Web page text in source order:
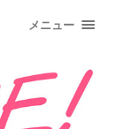
メニュー